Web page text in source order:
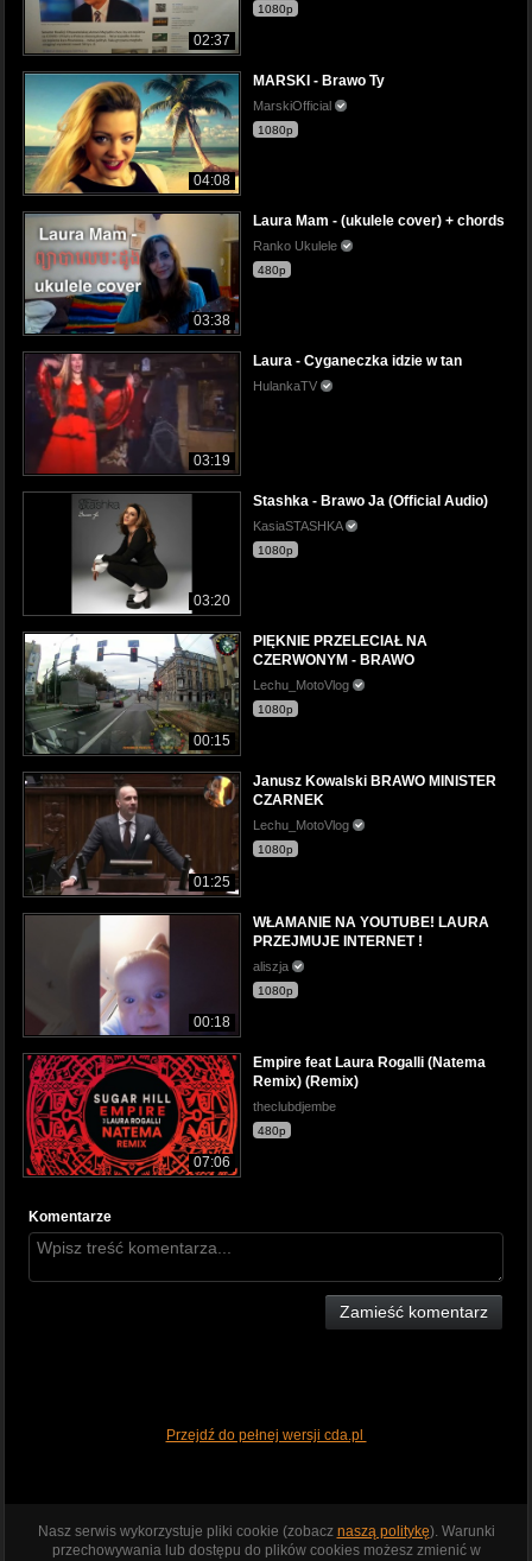
02:37
1080p
04:08
MARSKI - Brawo Ty
MarskiOfficial
1080p
03:38
Laura Mam - (ukulele cover) + chords
Ranko Ukulele
480p
03:19
Laura - Cyganeczka idzie w tan
HulankaTV
03:20
Stashka - Brawo Ja (Official Audio)
KasiaSTASHKA
1080p
00:15
PIĘKNIE PRZELECIAŁ NA
CZERWONYM - BRAWO
Lechu_MotoVlog
1080p
01:25
Janusz Kowalski BRAWO MINISTER
CZARNEK
Lechu_MotoVlog
1080p
00:18
WŁAMANIE NA YOUTUBE! LAURA
PRZEJMUJE INTERNET !
aliszja
1080p
07:06
Empire feat Laura Rogalli (Natema
Remix) (Remix)
theclubdjembe
480p
Komentarze
Zamieść komentarz
Przejdź do pełnej wersji cda.pl
Nasz serwis wykorzystuje pliki cookie (zobacz naszą politykę). Warunki
przechowywania lub dostępu do plików cookies możesz zmienić w